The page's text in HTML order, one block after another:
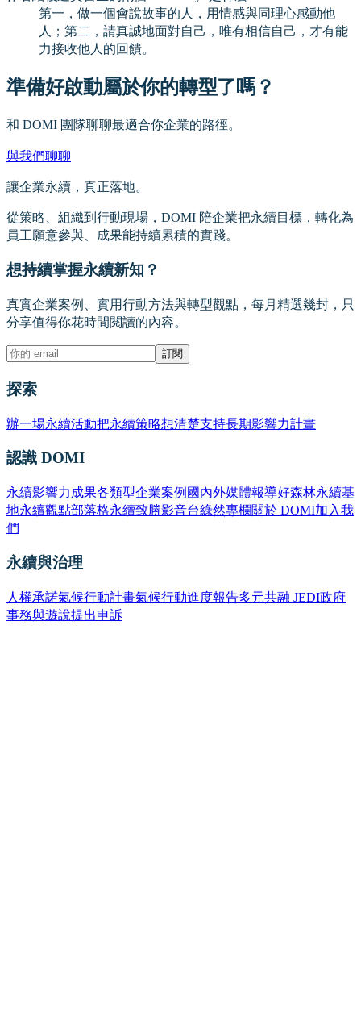
第一，做一個會說故事的人，用情感與同理心感動他
人；第二，請真誠地面對自己，唯有相信自己，才有能
力接收他人的回饋。
準備好啟動屬於你的轉型了嗎？
和 DOMI 團隊聊聊最適合你企業的路徑。
與我們聊聊
讓企業永續，真正落地。
從策略、組織到行動現場，DOMI 陪企業把永續目標，轉化為
員工願意參與、成果能持續累積的實踐。
想持續掌握永續新知？
真實企業案例、實用行動方法與轉型觀點，每月精選幾封，只
分享值得你花時間閱讀的內容。
訂閱
探索
辦一場永續活動把永續策略想清楚支持長期影響力計畫
認識 DOMI
永續影響力成果各類型企業案例 國內外媒體報導好森林永續基
地永續觀點部落格永續致勝影音台綠然專欄關於 DOMI加入我
們
永續與治理
人權承諾氣候行動計畫氣候行動進度報告多元共融 JEDI政府
事務與遊說提出申訴